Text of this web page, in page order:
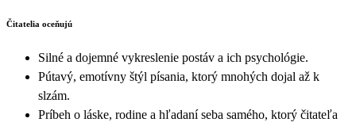
Čitatelia oceňujú
Silné a dojemné vykreslenie postáv a ich psychológie.
Pútavý, emotívny štýl písania, ktorý mnohých dojal až k
slzám.
Príbeh o láske, rodine a hľadaní seba samého, ktorý čitateľa